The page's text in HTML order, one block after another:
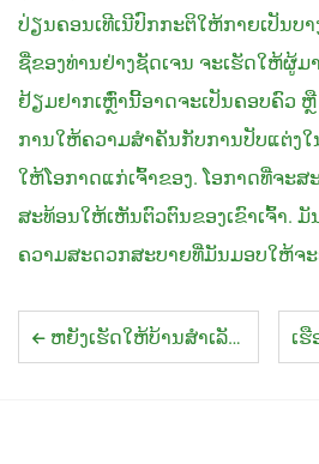
ປ່ຽນຄອນເທີເນີປົກກະຕິໃຫ້ກາຍເປັນບາ
ຊື່ຂອງທ່ານຢ່າງຊັດເຈນ ຈະເຮັດໃຫ້ຜູ້
ຢ້ຽມຢາກເຫຼົ່ານີ້ອາດຈະເປັນຄອບຄົວ ຫຼື
ການໃຫ້ຄວາມສຳຄັນກັບການປັບແຕ່ງໃ
ໃຫ້ໂອກາດແກ່ເຈົ້າຂອງ. ໂອກາດທີ່ຈະ
ສະທ້ອນໃຫ້ເຫັນຕົວຕົນຂອງເຂົາເຈົ້າ.
ຄວາມສະດວກສະບາຍທີ່ມັນມອບໃຫ້ຈ
ຫຍັງເຮັດໃຫ້ບ້ານສຳເລັດຮູບແບບຂະຫຍາຍໄດ້ມືຖືເປັນເອກະລັກ?